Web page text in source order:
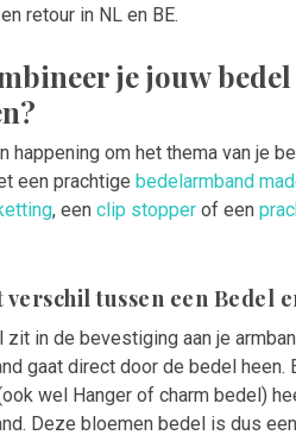
retour in NL en BE.
je jouw
happening om het thema van je
een prachtige bedelarmband
, een clip stopper of een
verschil tussen een Bedel
zit in de bevestiging aan je
gaat direct door de bedel
wel Hanger of charm bedel)
Deze bloemen bedel is dus een